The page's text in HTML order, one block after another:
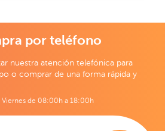
por teléfono
nuestra atención telefónica para
o comprar de una forma rápida y
Viernes de 08:00h a 18:00h